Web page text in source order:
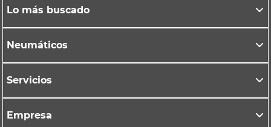
Lo más buscado
Neumáticos
Servicios
Empresa